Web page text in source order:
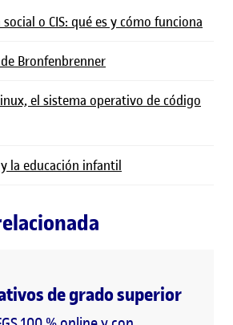
o CIS: qué es y cómo funciona
Bronfenbrenner
el sistema operativo de código
la educación infantil
de grado superior